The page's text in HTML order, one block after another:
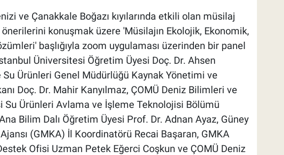
ve Çanakkale Boğazı kıyılarında etkili olan müsilaj
konuşmak üzere 'Müsilajın Ekolojik, Ekonomik,
başlığıyla zoom uygulaması üzerinden bir panel
Üniversitesi Öğretim Üyesi Doç. Dr. Ahsen
Su Ürünleri Genel Müdürlüğü Kaynak Yönetimi ve
Doç. Dr. Mahir Kanyılmaz, ÇOMÜ Deniz Bilimleri ve
Su Ürünleri Avlama ve İşleme Teknolojisi Bölümü
Bilim Dalı Öğretim Üyesi Prof. Dr. Adnan Ayaz, Güney
(GMKA) İl Koordinatörü Recai Başaran, GMKA
Ofisi Uzman Petek Eğerci Coşkun ve ÇOMÜ Deniz